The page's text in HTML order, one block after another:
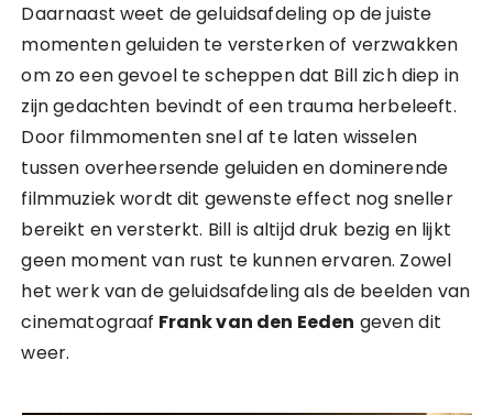
Daarnaast weet de geluidsafdeling op de juiste
momenten geluiden te versterken of verzwakken
om zo een gevoel te scheppen dat Bill zich diep in
zijn gedachten bevindt of een trauma herbeleeft.
Door filmmomenten snel af te laten wisselen
tussen overheersende geluiden en dominerende
filmmuziek wordt dit gewenste effect nog sneller
bereikt en versterkt. Bill is altijd druk bezig en lijkt
geen moment van rust te kunnen ervaren. Zowel
het werk van de geluidsafdeling als de beelden van
cinematograaf Frank van den Eeden geven dit
weer.